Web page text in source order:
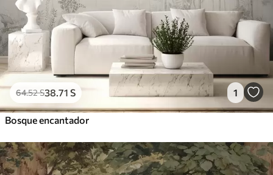
64.52S38 .71 S 1
Bosque encantador